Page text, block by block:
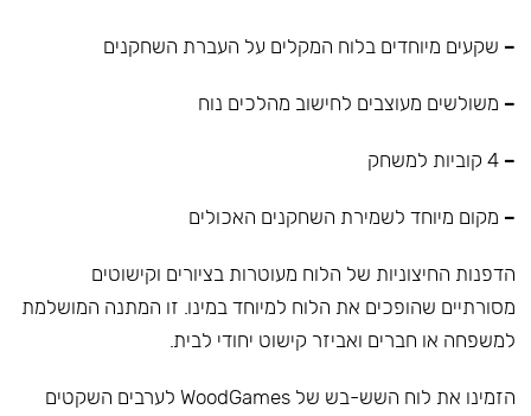
– שקעים מיוחדים בלוח המקלים על העברת השחקנים
– משולשים מעוצבים לחישוב מהלכים נוח
– 4 קוביות למשחק
– מקום מיוחד לשמירת השחקנים האכולים
הדפנות החיצוניות של הלוח מעוטרות בציורים וקישוטים
מסורתיים שהופכים את הלוח למיוחד במינו. זו המתנה המושלמת
למשפחה או חברים ואביזר קישוט יחודי לבית.
הזמינו את לוח השש-בש של WoodGames לערבים השקטים